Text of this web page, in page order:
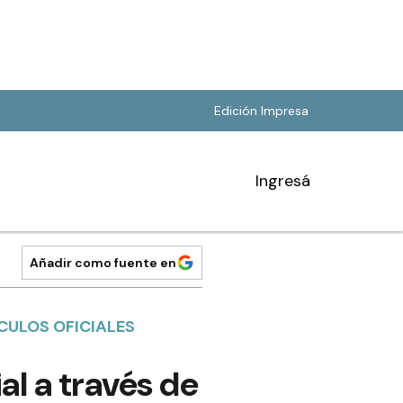
Edición Impresa
Ingresá
Añadir como fuente en
OFICIALES
a través de